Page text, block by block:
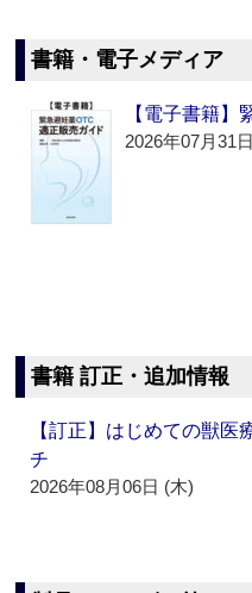
書籍・電子メディア
【電子書籍】
2026年07月31
書籍 訂正・追加情報
【訂正】はじめての獣
チ
2026年08月06日 (木)